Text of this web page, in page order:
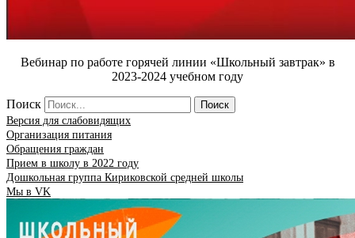
Вебинар по работе горячей линии «Школьный завтрак» в
2023-2024 учебном году
Поиск
Поиск
Версия для слабовидящих
Организация питания
Обращения граждан
Прием в школу в 2022 году
Дошкольная группа Кириковской средней школы
Мы в VK